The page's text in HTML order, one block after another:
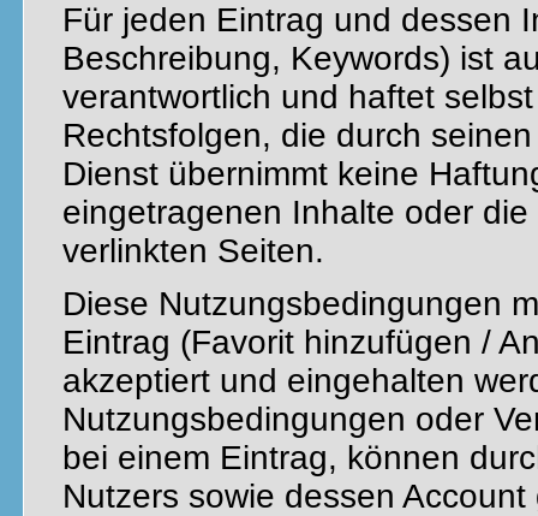
Für jeden Eintrag und dessen
Beschreibung, Keywords) ist
verantwortlich und haftet
Rechtsfolgen, die durch
Dienst übernimmt keine
eingetragenen Inhalte oder
verlinkten Seiten.
Diese Nutzungsbedingungen
Eintrag (Favorit hinzufügen /
akzeptiert und eingehalten
Nutzungsbedingungen oder
bei einem Eintrag, können
Nutzers sowie dessen